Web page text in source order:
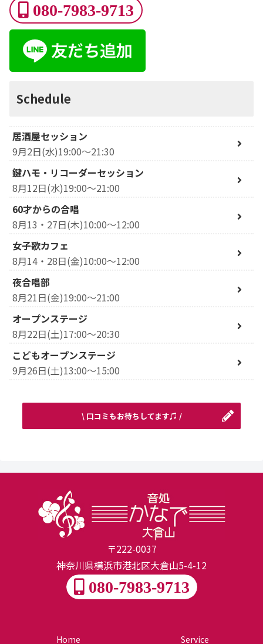
080-7983-9713
Schedule
居酒屋セッション
9月2日(水)19:00～21:30
鍵ハモ・リコーダーセッション
8月12日(水)19:00～21:00
60才からの合唱
8月13・27日(木)10:00～12:00
女子歌カフェ
8月14・28日(金)10:00～12:00
夜合唱部
8月21日(金)19:00～21:00
オープンステージ
8月22日(土)17:00～20:30
こどもオープンステージ
9月26日(土)13:00～15:00
\ 口コミもお待ちしてます♫ /
〒222-0037
神奈川県横浜市港北区大倉山5-4-12
080-7983-9713
Home Service